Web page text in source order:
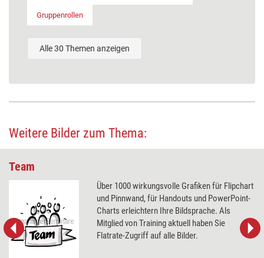
Gruppenrollen
Alle 30 Themen anzeigen
Weitere Bilder zum Thema:
Team
Über 1000 wirkungsvolle Grafiken für Flipchart
und Pinnwand, für Handouts und PowerPoint-
Charts erleichtern Ihre Bildsprache. Als
Mitglied von Training aktuell haben Sie
Flatrate-Zugriff auf alle Bilder.